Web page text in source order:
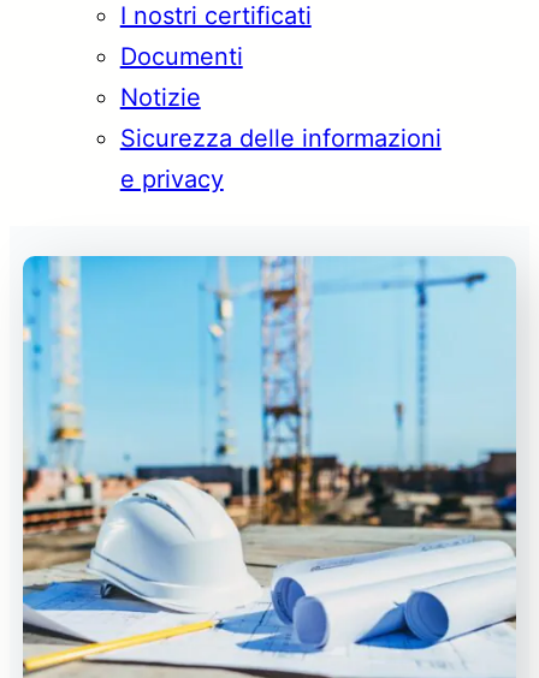
I nostri certificati
Documenti
Notizie
Sicurezza delle informazioni
e privacy